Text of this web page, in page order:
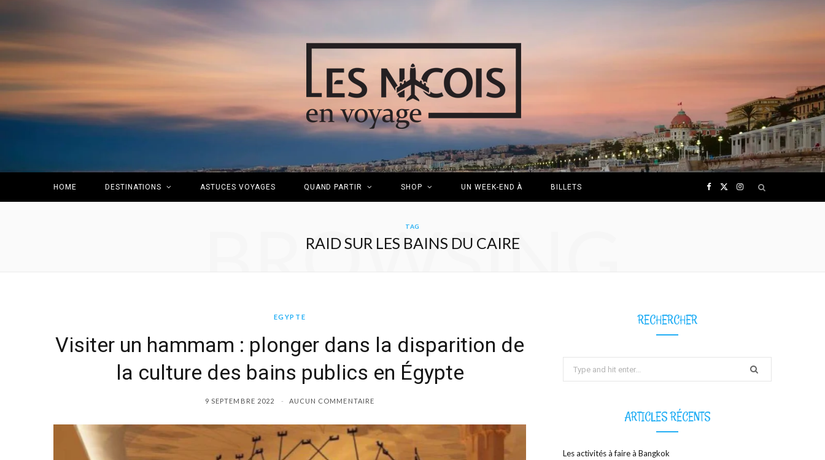
F I
HOME DESTINATIONS ASTUCES VOYAGES QUAND PARTIR SHOP UN WEEK-END À BILLETS
TAG
RAID SUR LES BAINS DU CAIRE
BROWSING
EGYPTE
Visiter un hammam : plonger dans la disparition de
la culture des bains publics en Égypte
9 SEPTEMBRE 2022 AUCUN COMMENTAIRE
RECHERCHER
for:
ARTICLES RÉCENTS
Les activités à faire à Bangkok